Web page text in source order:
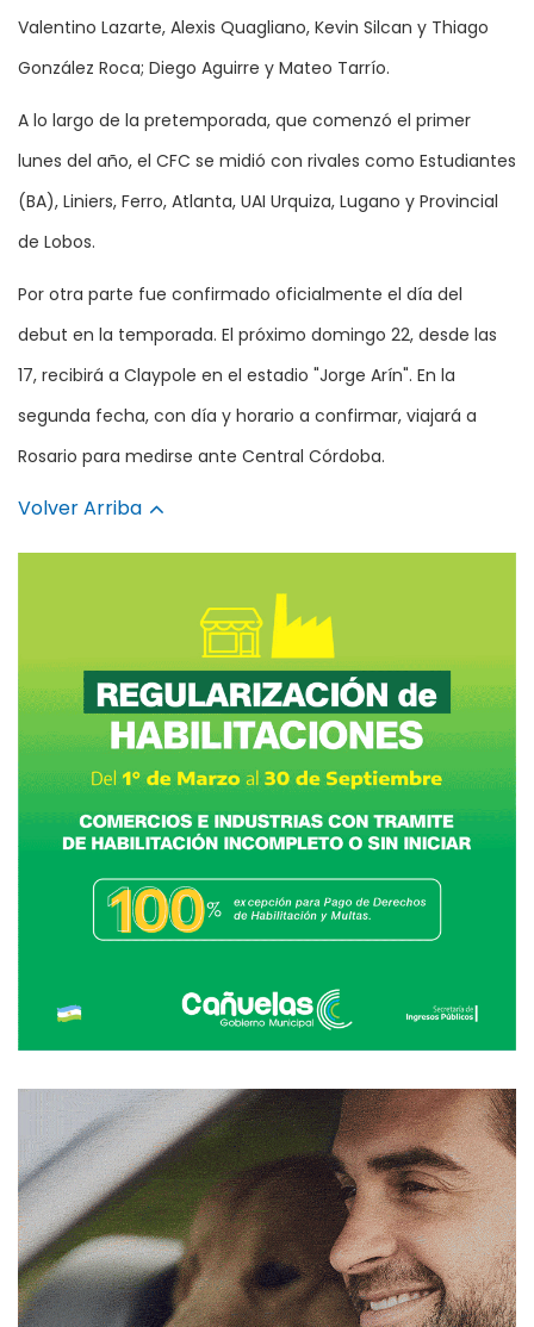
Valentino Lazarte, Alexis Quagliano, Kevin Silcan y Thiago
González Roca; Diego Aguirre y Mateo Tarrío.
A lo largo de la pretemporada, que comenzó el primer
lunes del año, el CFC se midió con rivales como Estudiantes
(BA), Liniers, Ferro, Atlanta, UAI Urquiza, Lugano y Provincial
de Lobos.
Por otra parte fue confirmado oficialmente el día del
debut en la temporada. El próximo domingo 22, desde las
17, recibirá a Claypole en el estadio "Jorge Arín". En la
segunda fecha, con día y horario a confirmar, viajará a
Rosario para medirse ante Central Córdoba.
Volver Arriba